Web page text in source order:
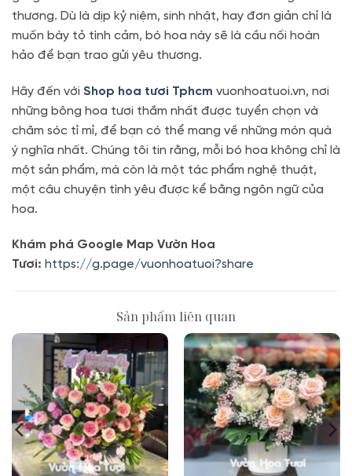
thương. Dù là dịp kỷ niệm, sinh nhật, hay đơn giản chỉ là
muốn bày tỏ tình cảm, bó hoa này sẽ là cầu nối hoàn
hảo để bạn trao gửi yêu thương.
Hãy đến với Shop hoa tươi Tphcm vuonhoatuoi.vn, nơi
những bông hoa tươi thắm nhất được tuyển chọn và
chăm sóc tỉ mỉ, để bạn có thể mang về những món quà
ý nghĩa nhất. Chúng tôi tin rằng, mỗi bó hoa không chỉ là
một sản phẩm, mà còn là một tác phẩm nghệ thuật,
một câu chuyện tình yêu được kể bằng ngôn ngữ của
hoa.
Khám phá Google Map Vườn Hoa
Tươi: https://g.page/vuonhoatuoi?share
Sản phẩm liên quan